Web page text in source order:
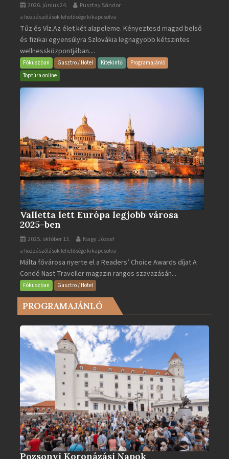
2026. június 24. Pusztay Sándor
Aquacity
Poprad
·
Wellness
és
Gyógyfürdő
a hozzászólások lehetősége kikapcsolva
Tűz és Víz.Az élet két alapeleme. Kényeztesd magad belső
és fizikai egyensúlyra Szlovákia legnagyobb kétszintes
wellnessközpontjában....
Fókuszban Gasztro / Hotel Kitekintő
Programajánló
Toptúra online
Valletta lett Európa legjobb városa
2025-ben
2025. október 13. Nagy József
Valletta
lett
Európa
legjobb
városa
2025-
bejegyzéshez
a hozzászólások lehetősége kikapcsolva
Málta fővárosa nyerte el a Readers’ Choice Awards díjat A
Condé Nast Traveller magazin rangos szavazásán...
Fókuszban Gasztro / Hotel
PROGRAMAJÁNLÓ
Pozsonyi Koronázási Napok